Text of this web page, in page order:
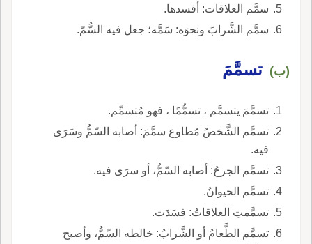
سمَّم العلاقات: أفسدها.
سمَّم الشَّرابَ ونحوَه: سَمَّه؛ جعل فيه السُّمّ.
(ب) تسمَّمَ
تسمَّمَ يتسمَّم ، تسمُّمًا ، فهو مُتسمِّم.
تسمَّم الشَّخصُ مُطاوع سمَّمَ: أصابه السّمُّ وسَرَى
فيه.
تسمَّم الجرحُ: أصابه السّمُّ، أو سرَى فيه.
تسمَّم الحيوانُ.
تسمَّمتِ العلاقاتُ: فسَدَت.
تسمَّم الطَّعامُ أو الشَّرابُ: خالطه السّمُّ، وأصبح